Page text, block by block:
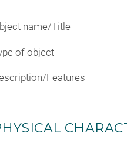
name/Title
of object
Features